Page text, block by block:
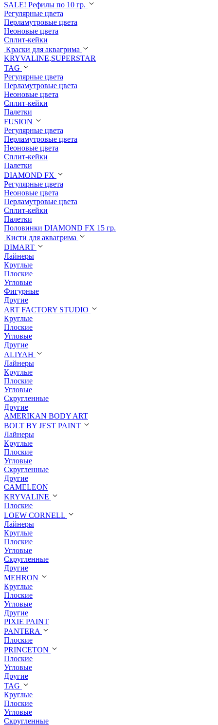
SALE! Рефилы по 10 гр.
Регулярные цвета
Перламутровые цвета
Неоновые цвета
Сплит-кейки
Краски для аквагрима
KRYVALINE,SUPERSTAR
TAG
Регулярные цвета
Перламутровые цвета
Неоновые цвета
Сплит-кейки
Палетки
FUSION
Регулярные цвета
Перламутровые цвета
Неоновые цвета
Сплит-кейки
Палетки
DIAMOND FX
Регулярные цвета
Неоновые цвета
Перламутровые цвета
Сплит-кейки
Палетки
Половинки DIAMOND FX 15 гр.
Кисти для аквагрима
DIMART
Лайнеры
Круглые
Плоские
Угловые
Фигурные
Другие
ART FACTORY STUDIO
Круглые
Плоские
Угловые
Другие
ALIYAH
Лайнеры
Круглые
Плоские
Угловые
Скругленные
Другие
AMERIKAN BODY ART
BOLT BY JEST PAINT
Лайнеры
Круглые
Плоские
Угловые
Скругленные
Другие
CAMELEON
KRYVALINE
Плоские
LOEW CORNELL
Лайнеры
Круглые
Плоские
Угловые
Скругленные
Другие
MEHRON
Круглые
Плоские
Угловые
Другие
PIXIE PAINT
PANTERA
Плоские
PRINCETON
Плоские
Угловые
Другие
TAG
Круглые
Плоские
Угловые
Скругленные